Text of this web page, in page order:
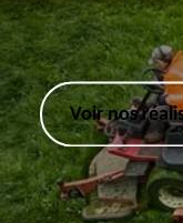
Voir nos